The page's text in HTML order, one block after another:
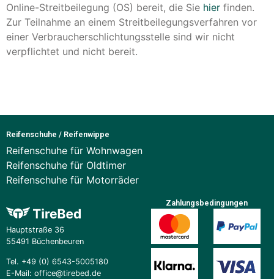
Online-Streitbeilegung (OS) bereit, die Sie hier finden.
Zur Teilnahme an einem Streitbeilegungsverfahren vor
einer Verbraucherschlichtungsstelle sind wir nicht
verpflichtet und nicht bereit.
Reifenschuhe / Reifenwippe
Reifenschuhe für Wohnwagen
Reifenschuhe für Oldtimer
Reifenschuhe für Motorräder
Hauptstraße 36
55491 Büchenbeuren
Tel. +49 (0) 6543-5005180
E-Mail: office@tirebed.de
Zahlungsbedingungen